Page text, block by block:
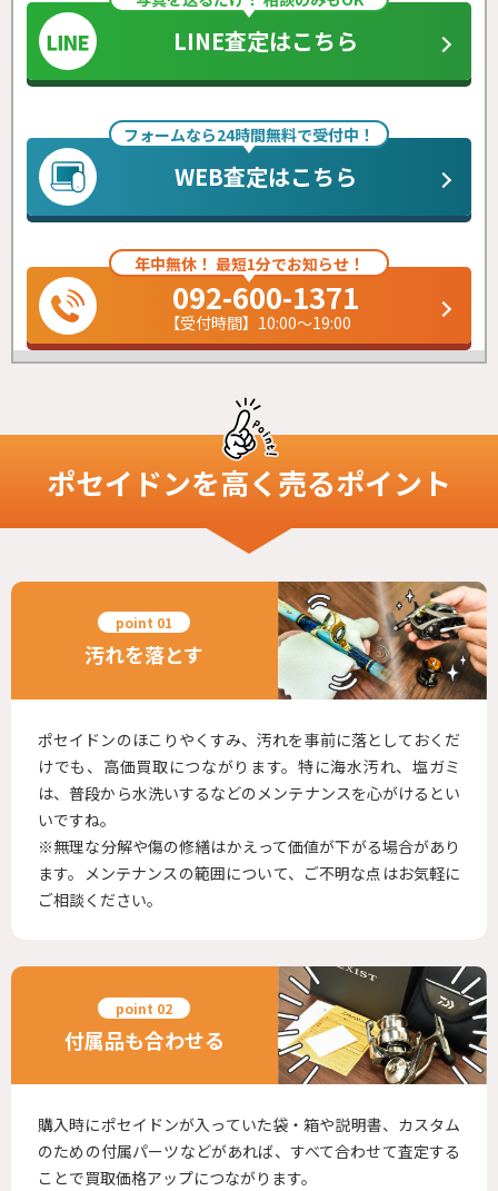
LINE査定はこちら
フォームなら24時間無料で受付中！
WEB査定はこちら
年中無休！ 最短1分でお知らせ！
092-600-1371
【受付時間】10:00～19:00
ポセイドンを高く売るポイント
汚れを落とす
ポセイドンのほこりやくすみ、汚れを事前に落としておくだ
けでも、高価買取につながります。特に海水汚れ、塩ガミ
は、普段から水洗いするなどのメンテナンスを心がけるとい
いですね。
※無理な分解や傷の修繕はかえって価値が下がる場合があり
ます。メンテナンスの範囲について、ご不明な点はお気軽に
ご相談ください。
付属品も合わせる
購入時にポセイドンが入っていた袋・箱や説明書、カスタム
のための付属パーツなどがあれば、すべて合わせて査定する
ことで買取価格アップにつながります。